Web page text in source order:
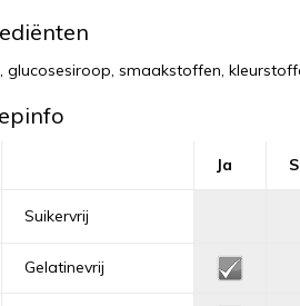
glucosesiroop, smaakstoffen,
Ja
Suikervrij
Gelatinevrij